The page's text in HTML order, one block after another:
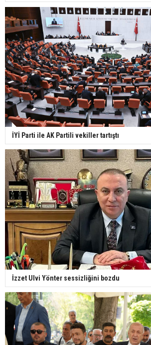
İYİ Parti ile AK Partili vekiller tartıştı
İzzet Ulvi Yönter sessizliğini bozdu